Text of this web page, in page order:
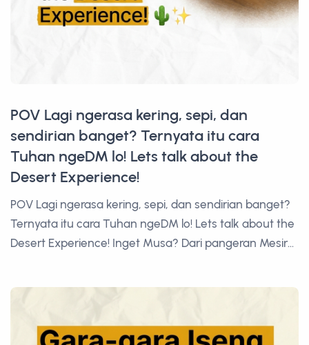
POV Lagi ngerasa kering, sepi, dan
sendirian banget? Ternyata itu cara
Tuhan ngeDM lo! Lets talk about the
Desert Experience!
POV Lagi ngerasa kering, sepi, dan sendirian banget?
Ternyata itu cara Tuhan ngeDM lo! Lets talk about the
Desert Experience! Inget Musa? Dari pangeran Mesir...